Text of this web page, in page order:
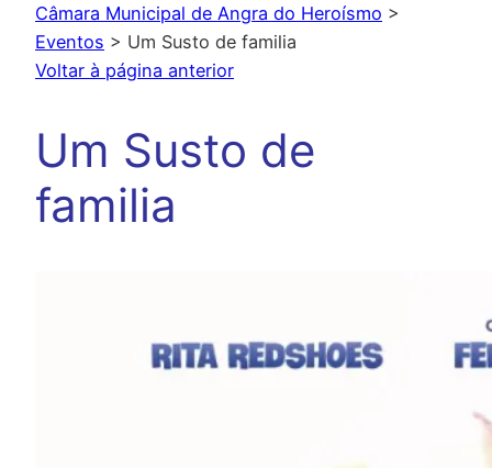
Câmara Municipal de Angra do Heroísmo >
Eventos > Um Susto de familia
Voltar à página anterior
Um Susto de
familia